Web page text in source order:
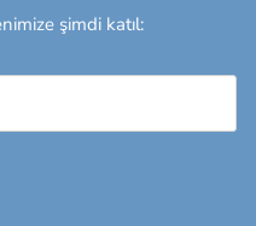
şimdi katıl: